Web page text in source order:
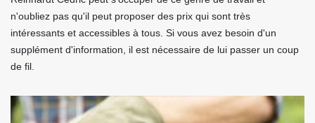
n'oubliez pas qu'il peut proposer des prix qui sont très
intéressants et accessibles à tous. Si vous avez besoin d'un
supplément d'information, il est nécessaire de lui passer un coup
de fil.